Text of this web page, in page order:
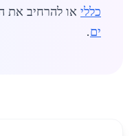
כללי או להרחיב את
ים.